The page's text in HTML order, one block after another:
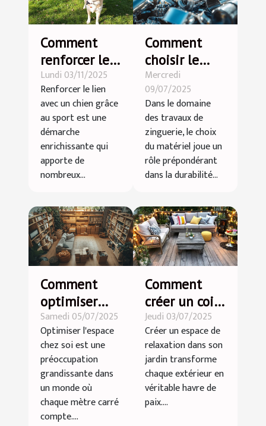
Comment
renforcer le
lien avec
votre chien
par le sport ?
Lundi 03/11/2025
Renforcer le lien
avec un chien grâce
au sport est une
démarche
enrichissante qui
apporte de
nombreux...
Comment
choisir le
meilleur
matériel
pour vos
travaux de
zinguerie ?
Mercredi
09/07/2025
Dans le domaine
des travaux de
zinguerie, le choix
du matériel joue un
rôle prépondérant
dans la durabilité...
Comment
optimiser
l'espace chez
soi grâce au
débarras
professionnel
?
Samedi 05/07/2025
Optimiser l'espace
chez soi est une
préoccupation
grandissante dans
un monde où
chaque mètre carré
compte....
Comment
créer un coin
détente dans
votre jardin ?
Jeudi 03/07/2025
Créer un espace de
relaxation dans son
jardin transforme
chaque extérieur en
véritable havre de
paix....